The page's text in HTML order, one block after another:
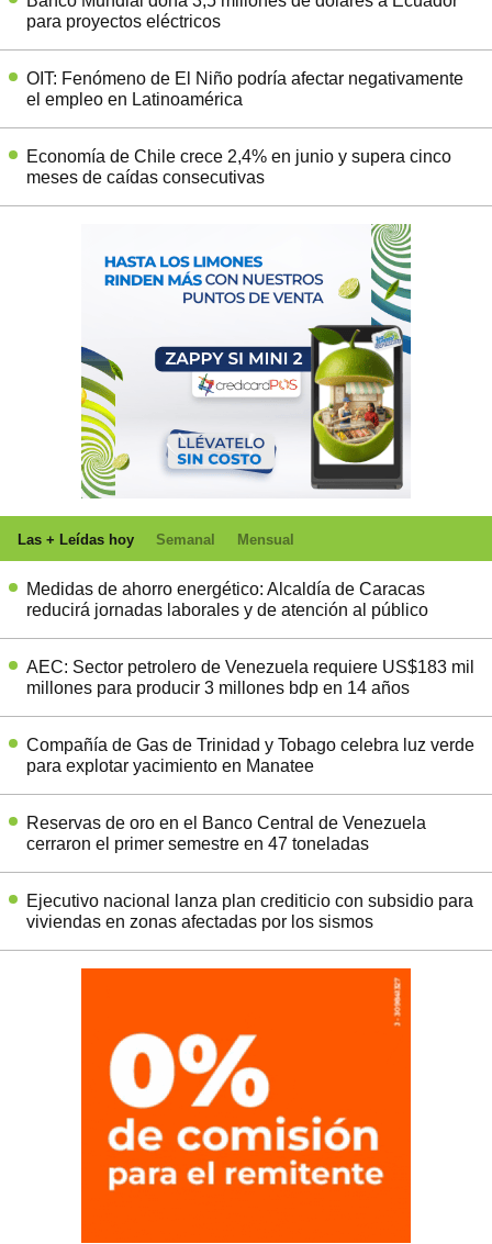
para proyectos eléctricos
OIT: Fenómeno de El Niño podría afectar negativamente
el empleo en Latinoamérica
Economía de Chile crece 2,4% en junio y supera cinco
meses de caídas consecutivas
Las + Leídas hoy Semanal Mensual
Medidas de ahorro energético: Alcaldía de Caracas
reducirá jornadas laborales y de atención al público
AEC: Sector petrolero de Venezuela requiere US$183 mil
millones para producir 3 millones bdp en 14 años
Compañía de Gas de Trinidad y Tobago celebra luz verde
para explotar yacimiento en Manatee
Reservas de oro en el Banco Central de Venezuela
cerraron el primer semestre en 47 toneladas
Ejecutivo nacional lanza plan crediticio con subsidio para
viviendas en zonas afectadas por los sismos